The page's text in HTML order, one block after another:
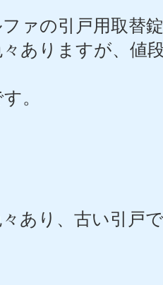
ァの引戸用取替
ありますが、値
。
あり、古い引戸